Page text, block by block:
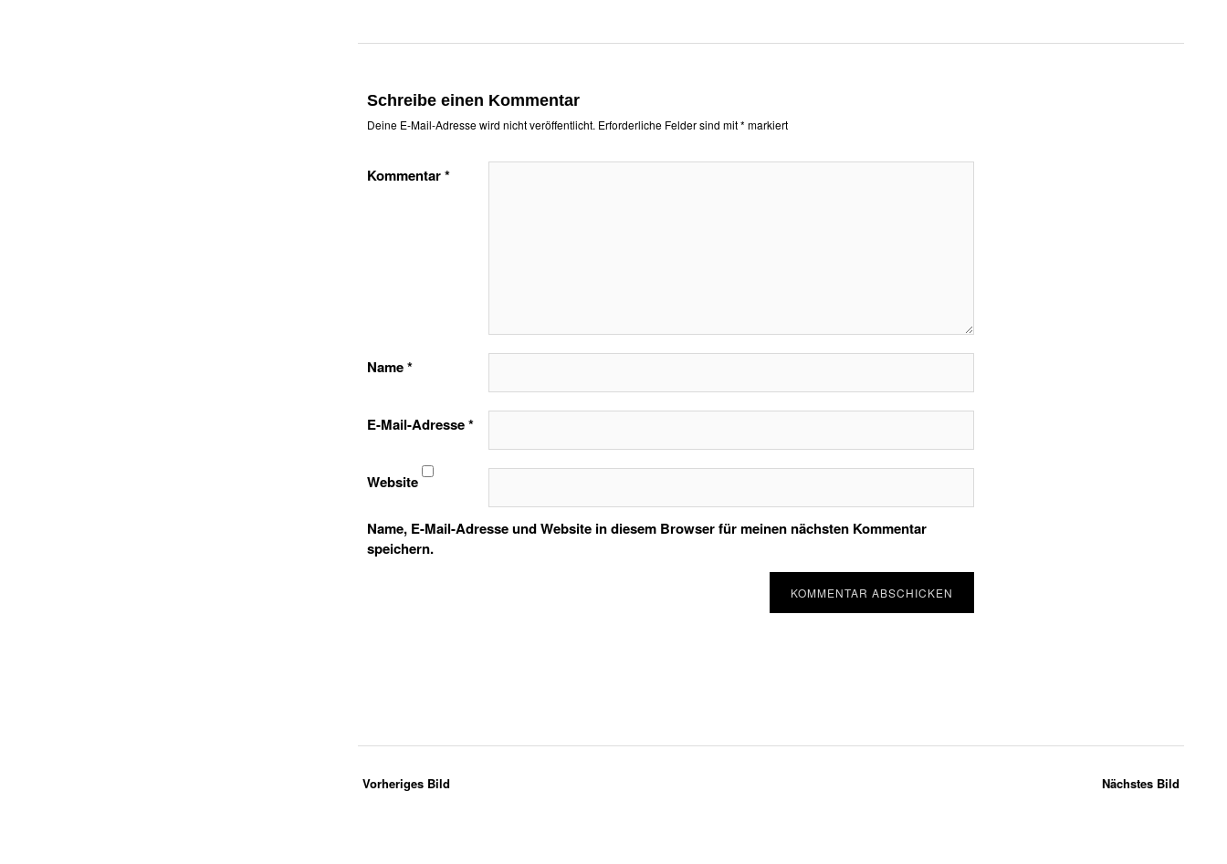
Schreibe einen Kommentar
Deine E-Mail-Adresse wird nicht veröffentlicht. Erforderliche Felder sind mit* markiert
Kommentar*
Name*
E-Mail-Adresse*
Website
Name, E-Mail-Adresse und Website in diesem Browser für meinen nächsten Kommentar
speichern.
Nächstes Bild
Vorheriges Bild